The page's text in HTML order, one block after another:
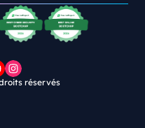
Pofil
réservés